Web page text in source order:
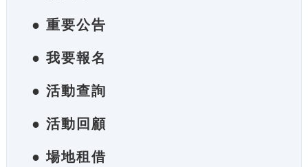
● 重要公告
● 我要報名
● 活動查詢
● 活動回顧
● 場地租借